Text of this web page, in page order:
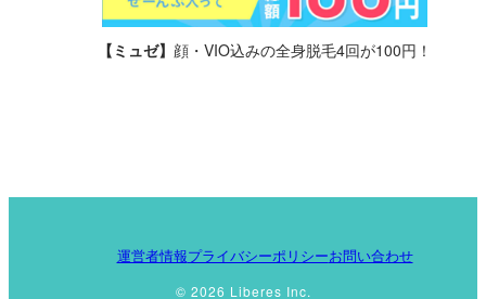
【ミュゼ】 顔・VIO込みの全身脱毛4回が100円！
運営者情報プライバシーポリシーお問い合わせ
© 2026 Liberes Inc.